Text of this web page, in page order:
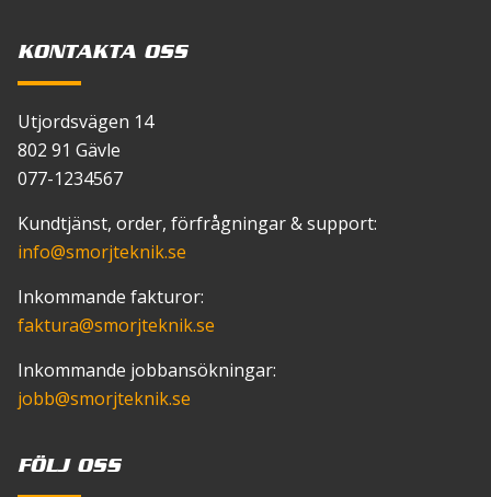
KONTAKTA OSS
Utjordsvägen 14
802 91 Gävle
077-1234567
Kundtjänst, order, förfrågningar & support:
info@smorjteknik.se
Inkommande fakturor:
faktura@smorjteknik.se
Inkommande jobbansökningar:
jobb@smorjteknik.se
FÖLJ OSS